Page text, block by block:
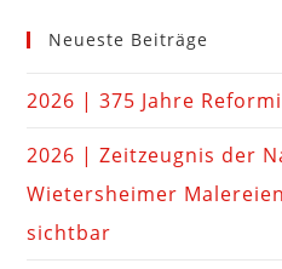
Neueste Beiträge
2026 | 375 Jahre
2026 | Zeitzeugnis der
Wietersheimer
sichtbar